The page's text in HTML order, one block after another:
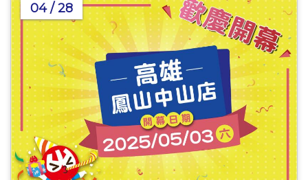
04 / 28